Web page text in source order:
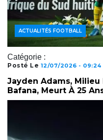
Catégorie :
ACTUALITÉS FOOTBALL
Posté Le 12/07/2026 - 09:24
Jayden Adams, Milieu
Bafana, Meurt À 25